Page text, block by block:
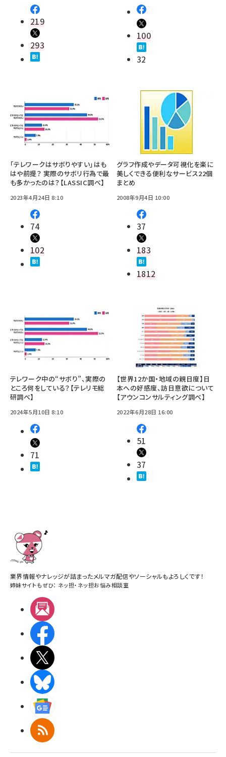
219
293
100
32
「テレワークはサボりやすい」はも
はや前提？ 実際のサボリ行為で最
も多かったのは？【LASSIC調べ】
2023年4月24日 8:10
74
102
グラフ作成やデータ可視化を楽に
美しくできる便利なサービス22個
まとめ
2008年9月4日 10:00
37
183
1812
テレワーク中の“サボり”、実際の
ところ何をしている？【テレリモ総
研調べ】
2024年5月10日 8:10
71
【世界12か国・地域の親日度】日
本への好感度、訪日意欲について
【アウンコンサルティング調べ】
2022年6月28日 16:00
51
37
業界情報やナレッジが詰まったメルマガ配信やソーシャルもよろしくです！
姉妹サイトもぜひ： ネッ担・ ネッ担お悩み相談室
RSS